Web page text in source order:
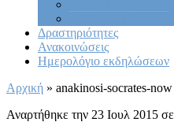
Δραστηριότητες
Ανακοινώσεις
Ημερολόγιο εκδηλώσεων
Αρχική » anakinosi-socrates-now
Αναρτήθηκε την 23 Ιουλ 2015 σε